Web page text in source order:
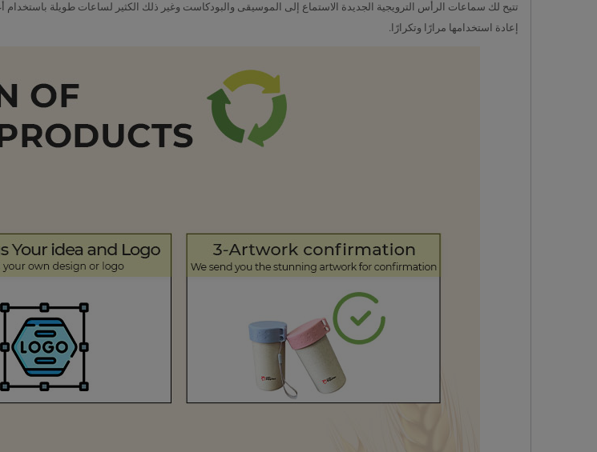
تتيح لك سماعات الرأس الترويجية الجديدة الاستماع إلى الموسيقى والبودكاست وغير ذلك الكثير لساعات طويلة باستخدام
إعادة استخدامها مرارًا وتكرارًا.